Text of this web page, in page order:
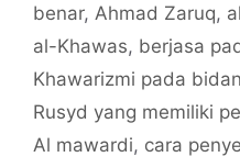
benar, Ahmad Zaruq,
al-Khawas, berjasa
Khawarizmi pada
Rusyd yang memiliki
Al mawardi, cara